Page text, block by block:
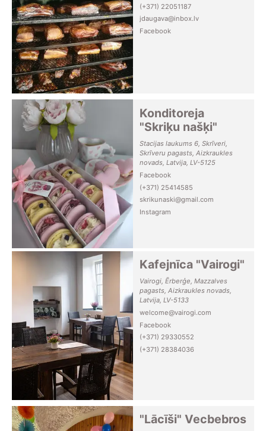
(+371) 22051187
jdaugava@inbox.lv
Facebook
Konditoreja
"Skriķu našķi"
Stacijas laukums 6, Skrīveri,
Skrīveru pagasts, Aizkraukles
novads, Latvija, LV-5125
Facebook
(+371) 25414585
skrikunaski@gmail.com
Instagram
Kafejnīca "Vairogi"
Vairogi, Ērberģe, Mazzalves
pagasts, Aizkraukles novads,
Latvija, LV-5133
welcome@vairogi.com
Facebook
(+371) 29330552
(+371) 28384036
"Lācīši" Vecbebros